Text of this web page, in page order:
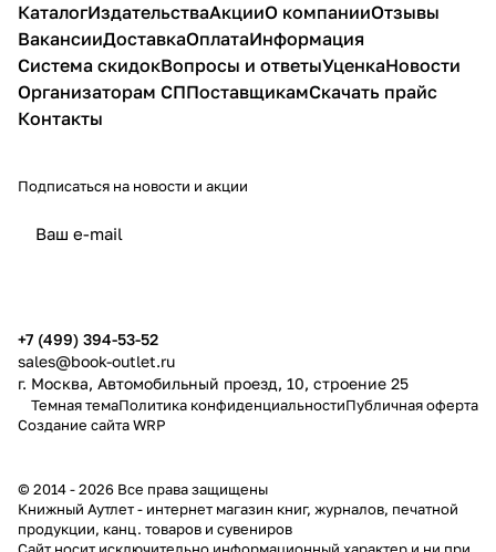
КаталогИздательстваАкцииО компанииОтзывы
ВакансииДоставкаОплатаИнформация
Система скидокВопросы и ответыУценкаНовости
Организаторам СППоставщикамСкачать прайс
Контакты
Подписаться на новости и акции
+7 (499) 394-53-52
sales@book-outlet.ru
г. Москва, Автомобильный проезд, 10, строение 25
Темная темаПолитика конфиденциальностиПубличная оферта
Создание сайтаWRP
© 2014 - 2026 Все права защищены
Книжный Аутлет - интернет магазин книг, журналов, печатной
продукции, канц. товаров и сувениров